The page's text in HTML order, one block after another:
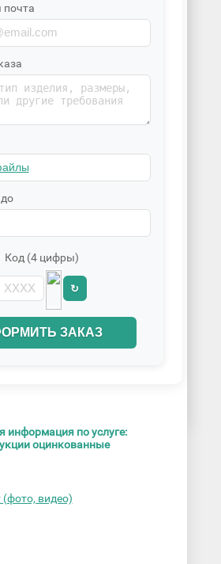
почта
Код (4 цифры)
↻
ЗАКАЗ
информация по услуге:
оцинкованные
видео)